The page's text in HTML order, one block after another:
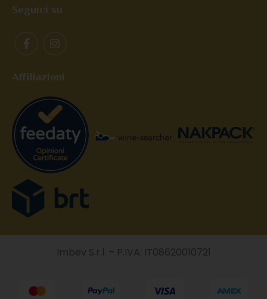
Seguici su
Affiliazioni
Imbev S.r.l. – P.IVA: IT08620010721